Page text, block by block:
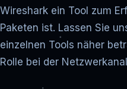
Wireshark ein Tool zum
Paketen ist. Lassen Sie
einzelnen Tools näher
Rolle bei der